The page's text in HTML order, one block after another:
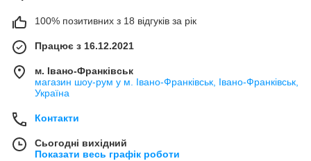
100% позитивних з 18 відгуків за рік
Працює з 16.12.2021
м. Івано-Франківськ
магазин шоу-рум у м. Івано-Франківськ, Івано-Франківськ,
Україна
Контакти
Сьогодні вихідний
Показати весь графік роботи